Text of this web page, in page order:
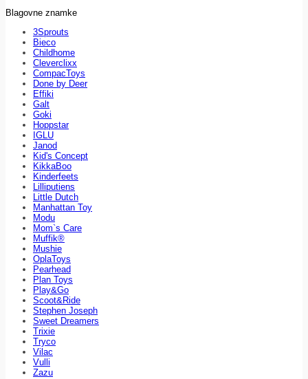
Blagovne znamke
3Sprouts
Bieco
Childhome
Cleverclixx
CompacToys
Done by Deer
Effiki
Galt
Goki
Hoppstar
IGLU
Janod
Kid's Concept
KikkaBoo
Kinderfeets
Lilliputiens
Little Dutch
Manhattan Toy
Modu
Mom`s Care
Muffik®
Mushie
OplaToys
Pearhead
Plan Toys
Play&Go
Scoot&Ride
Stephen Joseph
Sweet Dreamers
Trixie
Tryco
Vilac
Vulli
Zazu